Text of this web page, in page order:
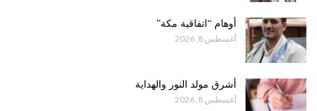
أوهام “اتفاقية مكة”
أغسطس 8, 2026
أشرق مولد النور والهداية
أغسطس 8, 2026